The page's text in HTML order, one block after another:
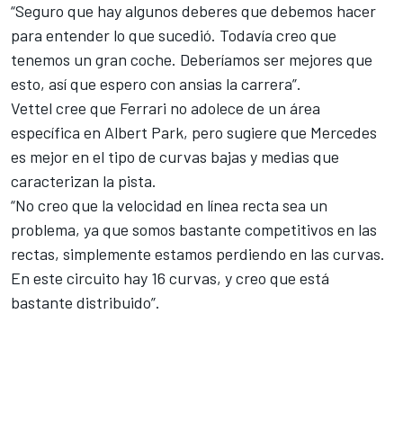
“Seguro que hay algunos deberes que debemos hacer
para entender lo que sucedió. Todavía creo que
tenemos un gran coche. Deberíamos ser mejores que
esto, así que espero con ansias la carrera”.
Vettel cree que Ferrari no adolece de un área
específica en Albert Park, pero sugiere que Mercedes
es mejor en el tipo de curvas bajas y medias que
caracterizan la pista.
“No creo que la velocidad en línea recta sea un
problema, ya que somos bastante competitivos en las
rectas, simplemente estamos perdiendo en las curvas.
En este circuito hay 16 curvas, y creo que está
bastante distribuido”.